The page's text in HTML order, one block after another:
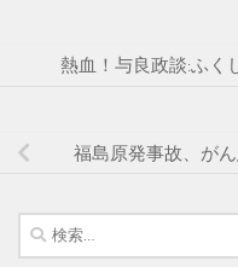
熱血！与良政談:ふく
福島原発事故、が
検
索: